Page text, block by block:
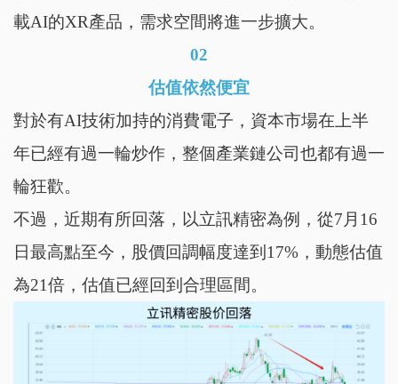
載AI的XR產品，需求空間將進一步擴大。
02
估值依然便宜
對於有AI技術加持的消費電子，資本市場在上半
年已經有過一輪炒作，整個產業鏈公司也都有過一
輪狂歡。
不過，近期有所回落，以立訊精密為例，從7月16
日最高點至今，股價回調幅度達到17%，動態估值
為21倍，估值已經回到合理區間。